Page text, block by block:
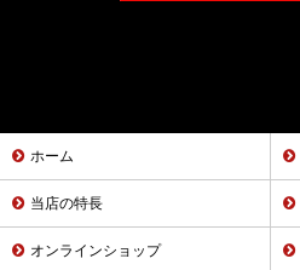
ホーム
当店の特長
オンラインショップ